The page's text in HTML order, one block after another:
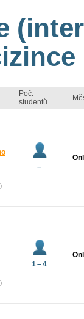
Poč.
studentů
–
1 – 4